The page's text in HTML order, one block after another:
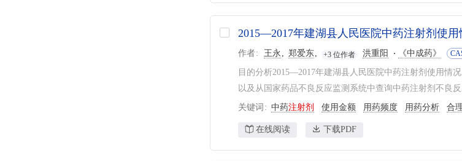
2015—2017年建湖县人民医院中药注射剂使用
作者 王永 郑爱东 +3 位作者 洪重阳 《中成药》
目的分析2015—2017年建湖县人民医院中药注射剂使用情
以及从国家药品不良反应监测系统中查询中药注射剂不良
关键词 中药注射剂 使用金额 用药频度 用药分析 合
在线阅读 下载PDF